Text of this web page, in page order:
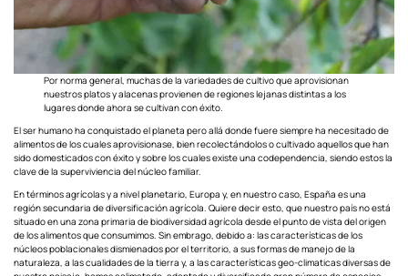
Por norma general, muchas de la variedades de cultivo que aprovisionan
nuestros platos y alacenas provienen de regiones lejanas distintas a los
lugares donde ahora se cultivan con éxito.
El ser humano ha conquistado el planeta pero allá donde fuere siempre ha necesitado de
alimentos de los cuales aprovisionase, bien recolectándolos o cultivado aquellos que han
sido domesticados con éxito y sobre los cuales existe una codependencia, siendo estos la
clave de la superviviencia del núcleo familiar.
En términos agrícolas y a nivel planetario, Europa y, en nuestro caso, España es una
región secundaria de diversificación agrícola. Quiere decir esto, que nuestro país no está
situado en una zona primaria de biodiversidad agrícola desde el punto de vista del origen
de los alimentos que consumimos. Sin embrago, debido a: las características de los
núcleos poblacionales dismienados por el territorio, a sus formas de manejo de la
naturaleza, a las cualidades de la tierra y, a las características geo-climaticas diversas de